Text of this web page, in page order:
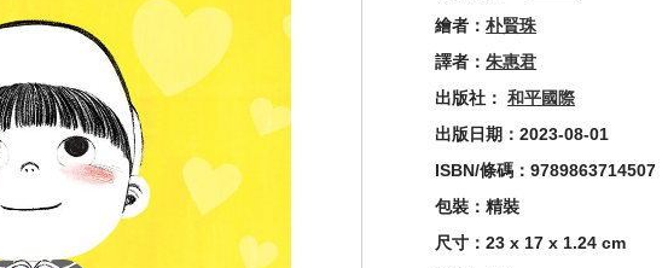
繪者：朴賢珠
譯者：朱惠君
出版社：和平國際
出版日期：2023-08-01
ISBN/條碼：9789863714507
包裝：精裝
尺寸：23 x 17 x 1.24 cm